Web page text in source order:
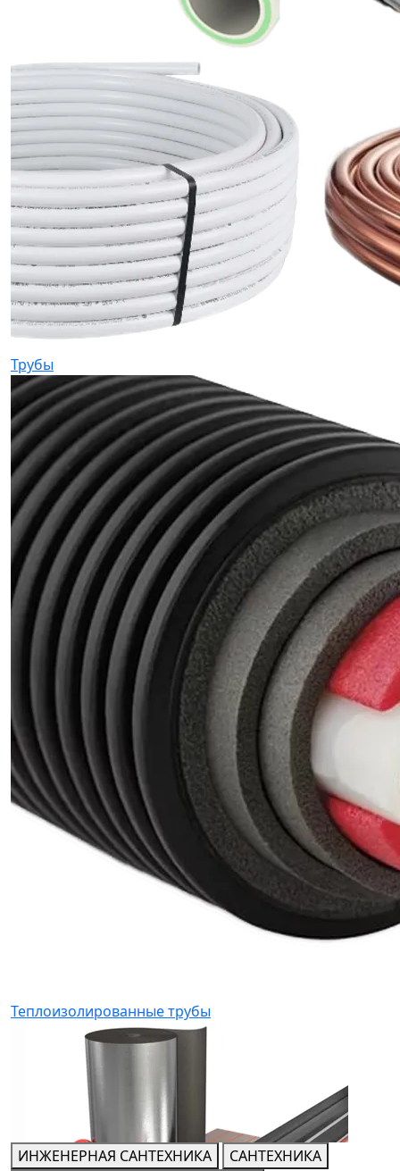
Трубы
Теплоизолированные трубы
ИНЖЕНЕРНАЯ САНТЕХНИКА САНТЕХНИКА